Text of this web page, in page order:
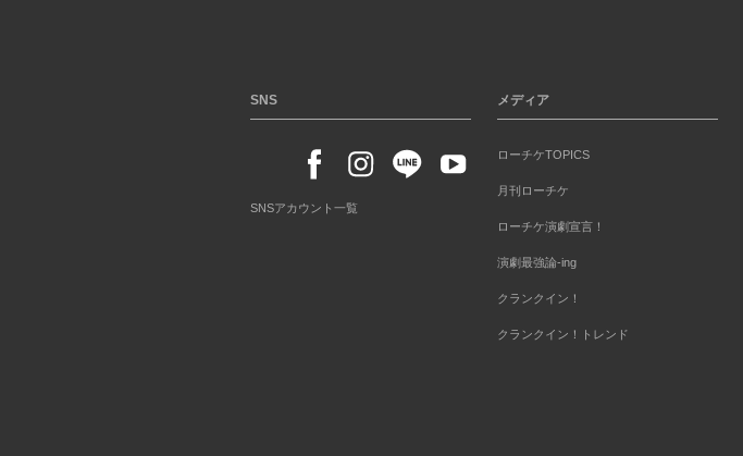
SNS
SNSアカウント一覧
メディア
ローチケTOPICS
月刊ローチケ
ローチケ演劇宣言！
演劇最強論-ing
クランクイン！
クランクイン！トレンド